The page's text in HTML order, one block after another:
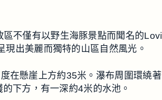
不僅有以野生海豚景點而聞名的
現出美麗而獨特的山區自然風光。
在懸崖上方約35米。瀑布周圍環繞
下方，有一深約4米的水池。